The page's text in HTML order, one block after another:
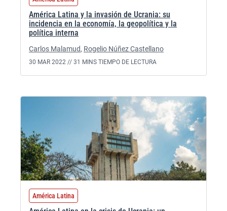
América Latina y la invasión de Ucrania: su
incidencia en la economía, la geopolítica y la
política interna
Carlos Malamud, Rogelio Núñez Castellano
30 MAR 2022 // 31 MINS TIEMPO DE LECTURA
América Latina